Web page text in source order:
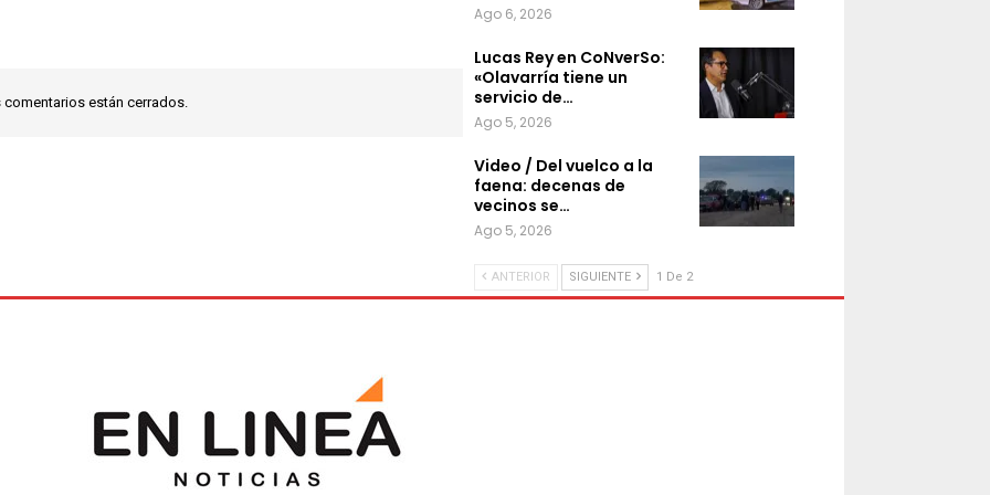
comentarios están cerrados.
Ago 6, 2026
Lucas Rey en CoNverSo:
«Olavarría tiene un
servicio de…
Ago 5, 2026
Video / Del vuelco a la
faena: decenas de
vecinos se…
Ago 5, 2026
ANTERIOR SIGUIENTE 1 De 2